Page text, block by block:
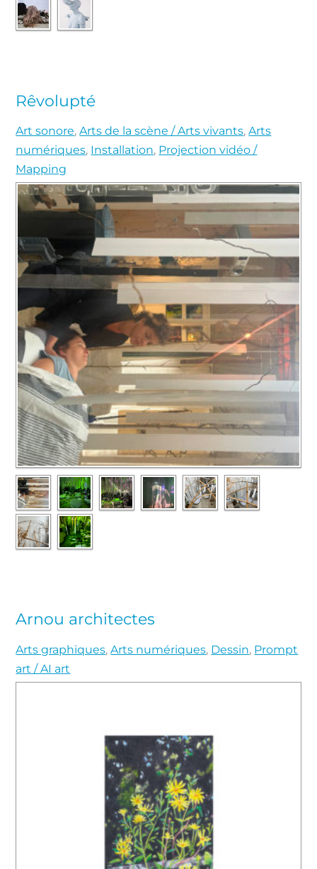
Rêvolupté
Art sonore,Arts de la scène / Arts vivants,Arts
numériques, Installation, Projection vidéo /
Mapping
Arnou architectes
Arts graphiques,Arts numériques, Dessin, Prompt
art / AI art